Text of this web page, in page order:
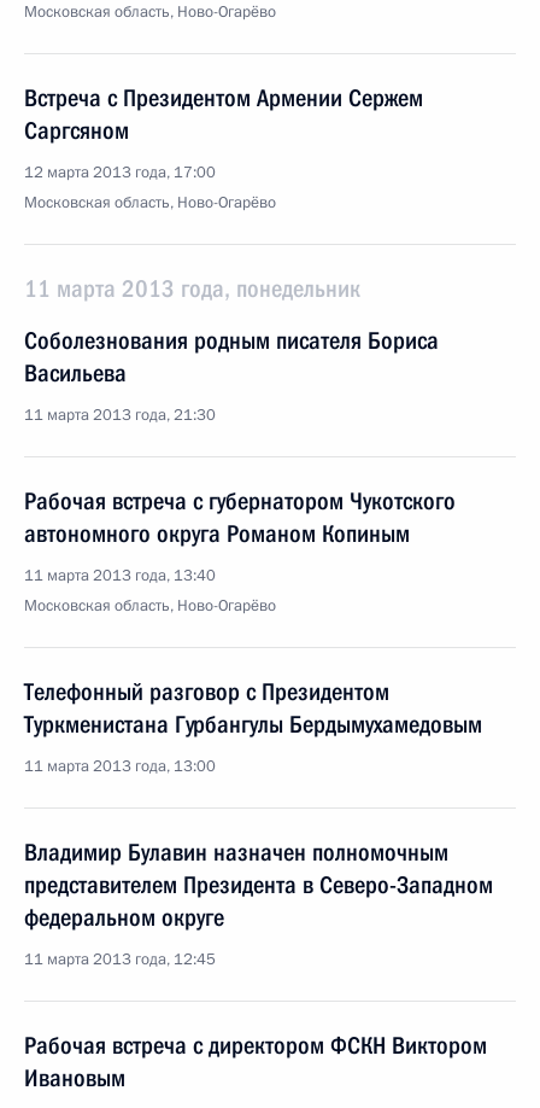
Московская область, Ново-Огарёво
Встреча с Президентом Армении Сержем
Саргсяном
12 марта 2013 года, 17:00
Московская область, Ново-Огарёво
11 марта 2013 года, понедельник
Соболезнования родным писателя Бориса
Васильева
11 марта 2013 года, 21:30
Рабочая встреча с губернатором Чукотского
автономного округа Романом Копиным
11 марта 2013 года, 13:40
Московская область, Ново-Огарёво
Телефонный разговор с Президентом
Туркменистана Гурбангулы Бердымухамедовым
11 марта 2013 года, 13:00
Владимир Булавин назначен полномочным
представителем Президента в Северо-Западном
федеральном округе
11 марта 2013 года, 12:45
Рабочая встреча с директором ФСКН Виктором
Ивановым